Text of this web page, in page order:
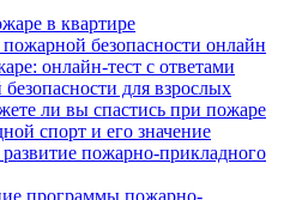
в квартире
безопасности онлайн
онлайн-тест с ответами
для взрослых
ли вы спастись при пожаре
спорт и его значение
пожарно-прикладного
программы пожарно-